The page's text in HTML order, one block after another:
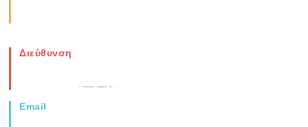
Διεύθυνση
Email